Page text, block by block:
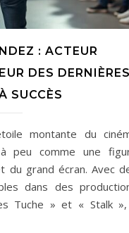
: ACTEUR
DES
SUCCÈS
montante du
peu comme une
du grand écran. Avec
dans des
Tuche » et « Stalk